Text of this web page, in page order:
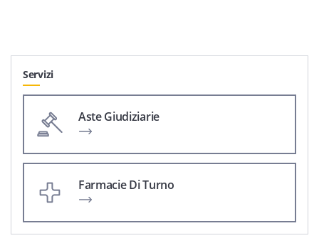
Servizi
Aste Giudiziarie
Farmacie Di Turno